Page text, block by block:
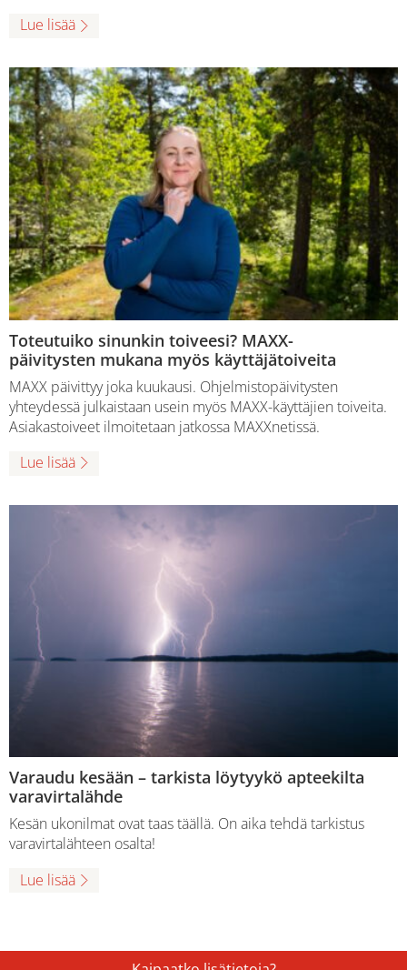
Lue lisää
Toteutuiko sinunkin toiveesi? MAXX-
päivitysten mukana myös käyttäjätoiveita
MAXX päivittyy joka kuukausi. Ohjelmistopäivitysten
yhteydessä julkaistaan usein myös MAXX-käyttäjien toiveita.
Asiakastoiveet ilmoitetaan jatkossa MAXXnetissä.
Lue lisää
Varaudu kesään – tarkista löytyykö apteekilta
varavirtalähde
Kesän ukonilmat ovat taas täällä. On aika tehdä tarkistus
varavirtalähteen osalta!
Lue lisää